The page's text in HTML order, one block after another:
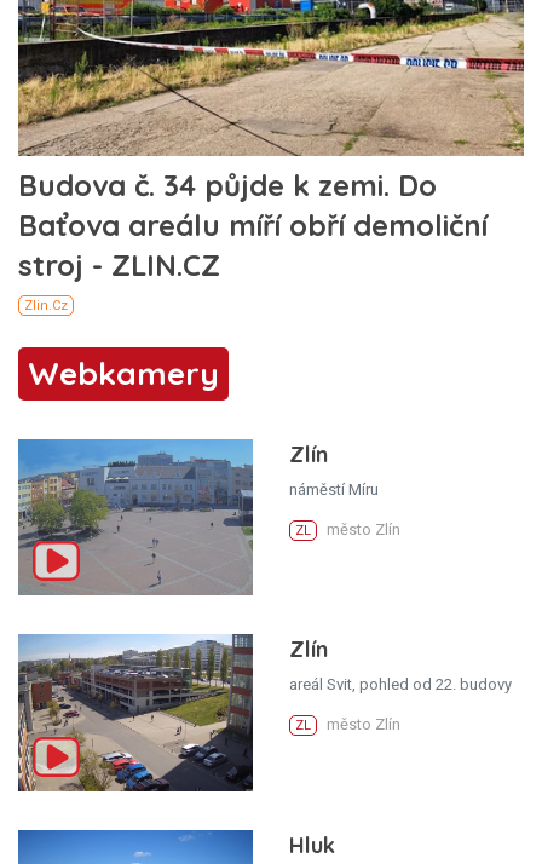
Webkamery
Zlín
náměstí Míru
ZL město Zlín
Zlín
areál Svit, pohled od 22. budovy
ZL město Zlín
Hluk